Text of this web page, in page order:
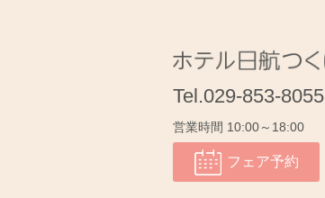
Tel.029-853-8055
営業時間 10:00～18:00
フェア予約